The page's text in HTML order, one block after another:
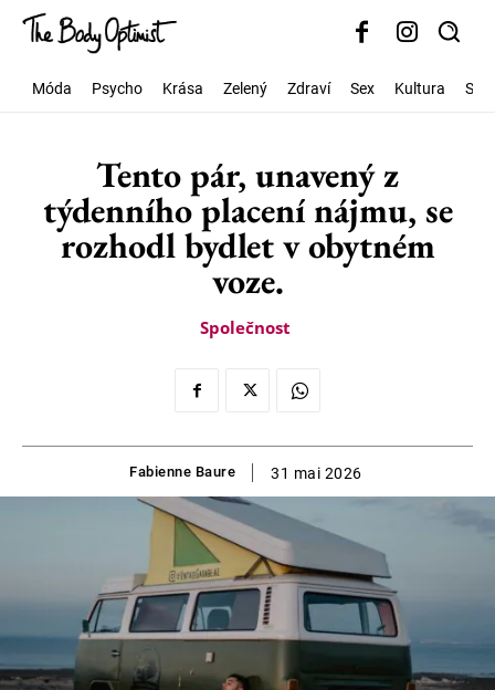
Móda Psycho Krása Zelený Zdraví Sex Kultura
Tento pár, unavený z
týdenního placení nájmu, se
rozhodl bydlet v obytném
voze.
Společnost
Fabienne Baure 31 mai 2026